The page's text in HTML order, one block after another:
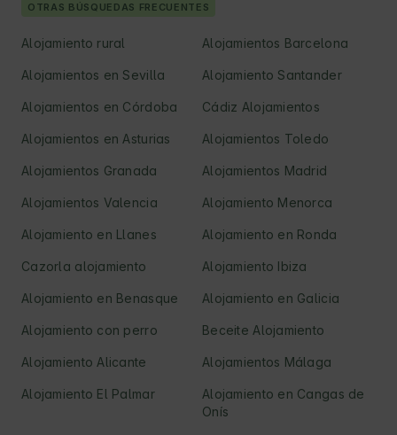
OTRAS BÚSQUEDAS FRECUENTES
Alojamiento rural Alojamientos Barcelona
Alojamientos en Sevilla Alojamiento Santander
Alojamientos en Córdoba Cádiz Alojamientos
Alojamientos en Asturias Alojamientos Toledo
Alojamientos Granada Alojamientos Madrid
Alojamientos Valencia Alojamiento Menorca
Alojamiento en Llanes Alojamiento en Ronda
Cazorla alojamiento Alojamiento Ibiza
Alojamiento en Benasque Alojamiento en Galicia
Alojamiento con perro Beceite Alojamiento
Alojamiento Alicante Alojamientos Málaga
Alojamiento El Palmar
Alojamiento en Cangas de
Onís